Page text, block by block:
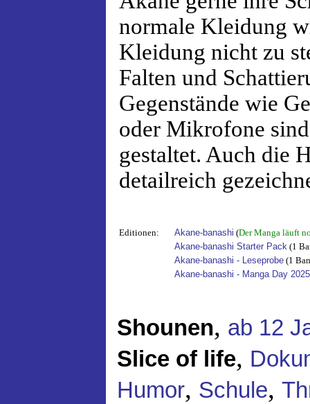
normale Kleidung
Kleidung nicht zu
Falten und
Gegenstände wie
oder Mikrofone
gestaltet. Auch die
detailreich
Editionen: Akane-banashi (Der Manga läuft
Akane-banashi Starter Pack (1
Akane-banashi - Leseprobe (1
Akane-banashi - Manga Day 2025
Shounen, ab 12
Slice of life,
Humor, Schule,